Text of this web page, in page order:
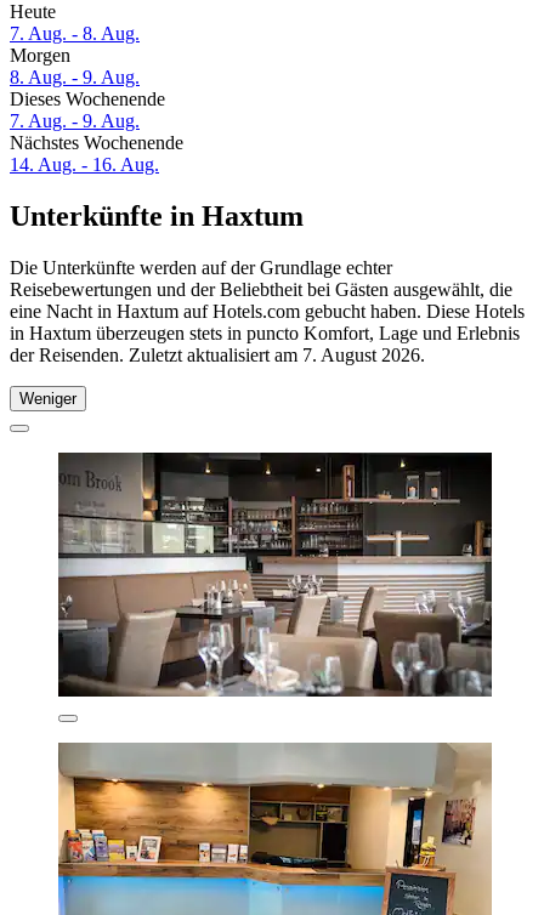
Heute
7. Aug. - 8. Aug.
Morgen
8. Aug. - 9. Aug.
Dieses Wochenende
7. Aug. - 9. Aug.
Nächstes Wochenende
14. Aug. - 16. Aug.
Unterkünfte in Haxtum
Die Unterkünfte werden auf der Grundlage echter
Reisebewertungen und der Beliebtheit bei Gästen ausgewählt, die
eine Nacht in Haxtum auf Hotels.com gebucht haben. Diese Hotels
in Haxtum überzeugen stets in puncto Komfort, Lage und Erlebnis
der Reisenden. Zuletzt aktualisiert am 7. August 2026.
Weniger